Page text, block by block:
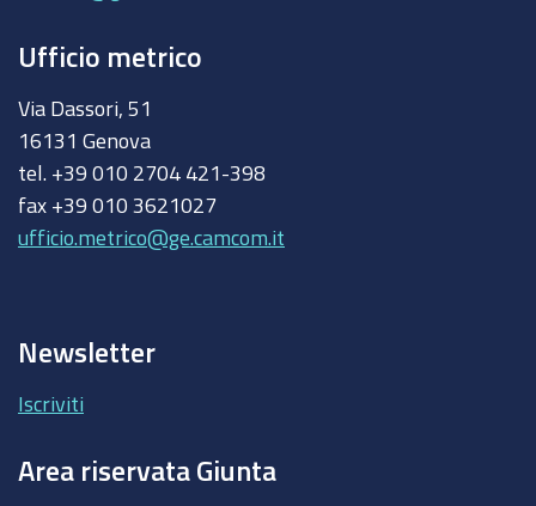
Ufficio metrico
Via Dassori, 51
16131 Genova
tel. +39 010 2704 421-398
fax +39 010 3621027
ufficio.metrico@ge.camcom.it
Newsletter
Iscriviti
Area riservata Giunta